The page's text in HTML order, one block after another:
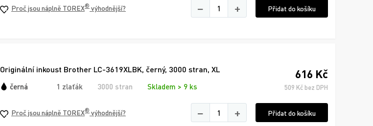
Proč jsou náplně TOREX® výhodnější? − + Přidat do košíku
Originální inkoust Brother LC-3619XLBK, černý, 3000 stran, XL
černá 1 zlaťák 3000 stran Skladem > 9 ks
616 Kč
509 Kč bez DPH
Proč jsou náplně TOREX® výhodnější? − + Přidat do košíku